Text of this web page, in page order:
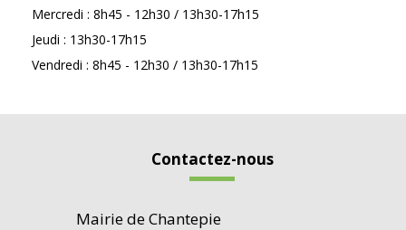
Mercredi : 8h45 - 12h30 / 13h30-17h15
Jeudi : 13h30-17h15
Vendredi : 8h45 - 12h30 / 13h30-17h15
Contactez-nous
Mairie de Chantepie